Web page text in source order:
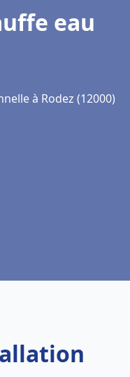
eau
à Rodez (12000)